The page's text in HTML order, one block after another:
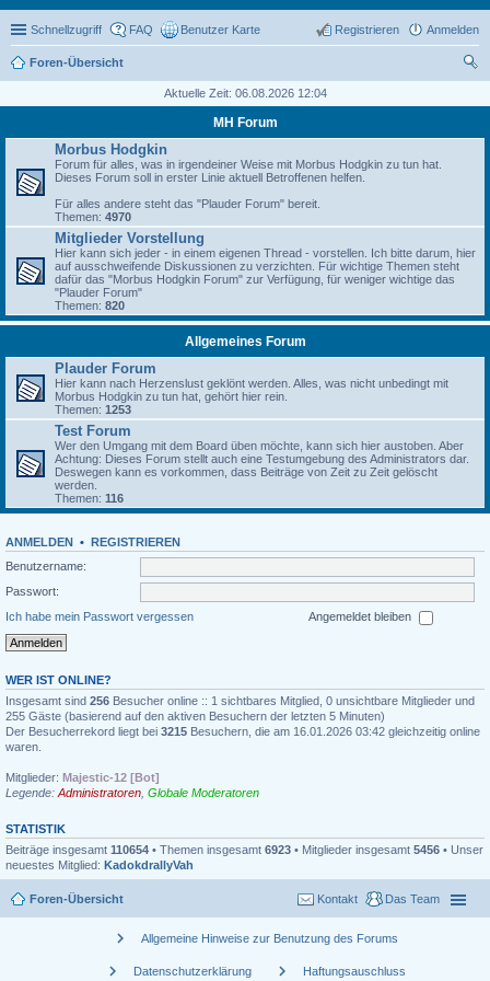
Schnellzugriff FAQ Benutzer Karte Anmelden
Registrieren
Foren-Übersicht
Aktuelle Zeit: 06.08.2026 12:04
MH Forum
Morbus Hodgkin
Forum für alles, was in irgendeiner Weise mit Morbus Hodgkin zu tun hat.
Dieses Forum soll in erster Linie aktuell Betroffenen helfen.
Für alles andere steht das "Plauder Forum" bereit.
Themen: 4970
Mitglieder Vorstellung
Hier kann sich jeder - in einem eigenen Thread - vorstellen. Ich bitte darum, hier
auf ausschweifende Diskussionen zu verzichten. Für wichtige Themen steht
dafür das "Morbus Hodgkin Forum" zur Verfügung, für weniger wichtige das
"Plauder Forum"
Themen: 820
Allgemeines Forum
Plauder Forum
Hier kann nach Herzenslust geklönt werden. Alles, was nicht unbedingt mit
Morbus Hodgkin zu tun hat, gehört hier rein.
Themen: 1253
Test Forum
Wer den Umgang mit dem Board üben möchte, kann sich hier austoben. Aber
Achtung: Dieses Forum stellt auch eine Testumgebung des Administrators dar.
Deswegen kann es vorkommen, dass Beiträge von Zeit zu Zeit gelöscht
werden.
Themen: 116
ANMELDEN • REGISTRIEREN
Benutzername:
Passwort:
Ich habe mein Passwort vergessen
Angemeldet bleiben
WER IST ONLINE?
Insgesamt sind 256 Besucher online :: 1 sichtbares Mitglied, 0 unsichtbare Mitglieder und
255 Gäste (basierend auf den aktiven Besuchern der letzten 5 Minuten)
Der Besucherrekord liegt bei 3215 Besuchern, die am 16.01.2026 03:42 gleichzeitig online
waren.
Mitglieder: Majestic-12 [Bot]
Legende: Administratoren Globale Moderatoren
STATISTIK
Beiträge insgesamt 110654 • Themen insgesamt 6923 • Mitglieder insgesamt 5456 • Unser
neuestes Mitglied: KadokdrallyVah
Foren-Übersicht Das Team
Kontakt
chevron_right Allgemeine Hinweise zur Benutzung des Forums
chevron_right Datenschutzerklärung chevron_right Haftungsauschluss